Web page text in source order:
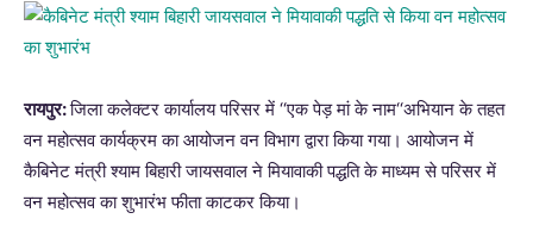
रायपुर:जिला कलेक्टर कार्यालय परिसर में ‘‘एक पेड़ मां के नाम‘‘अभियान के तहत
वन महोत्सव कार्यक्रम का आयोजन वन विभाग द्वारा किया गया। आयोजन में
कैबिनेट मंत्री श्याम बिहारी जायसवाल ने मियावाकी पद्धति के माध्यम से परिसर में
वन महोत्सव का शुभारंभ फीता काटकर किया।